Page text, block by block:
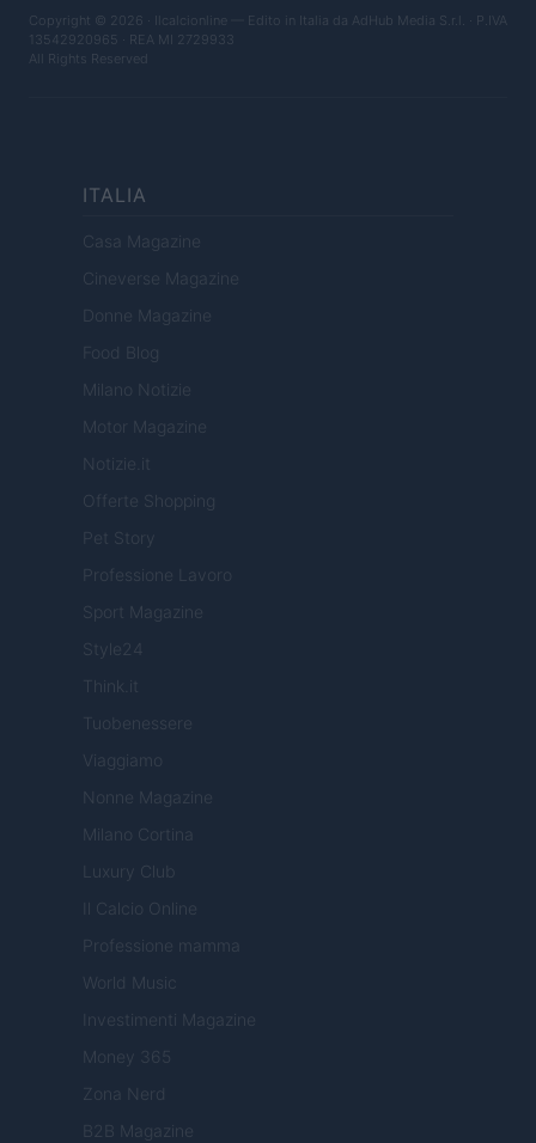
Copyright © 2026 · Ilcalcionline — Edito in Italia da AdHub Media S.r.l. · P.IVA
13542920965 · REA MI 2729933
All Rights Reserved
ITALIA
Casa Magazine
Cineverse Magazine
Donne Magazine
Food Blog
Milano Notizie
Motor Magazine
Notizie.it
Offerte Shopping
Pet Story
Professione Lavoro
Sport Magazine
Style24
Think.it
Tuobenessere
Viaggiamo
Nonne Magazine
Milano Cortina
Luxury Club
Il Calcio Online
Professione mamma
World Music
Investimenti Magazine
Money 365
Zona Nerd
B2B Magazine